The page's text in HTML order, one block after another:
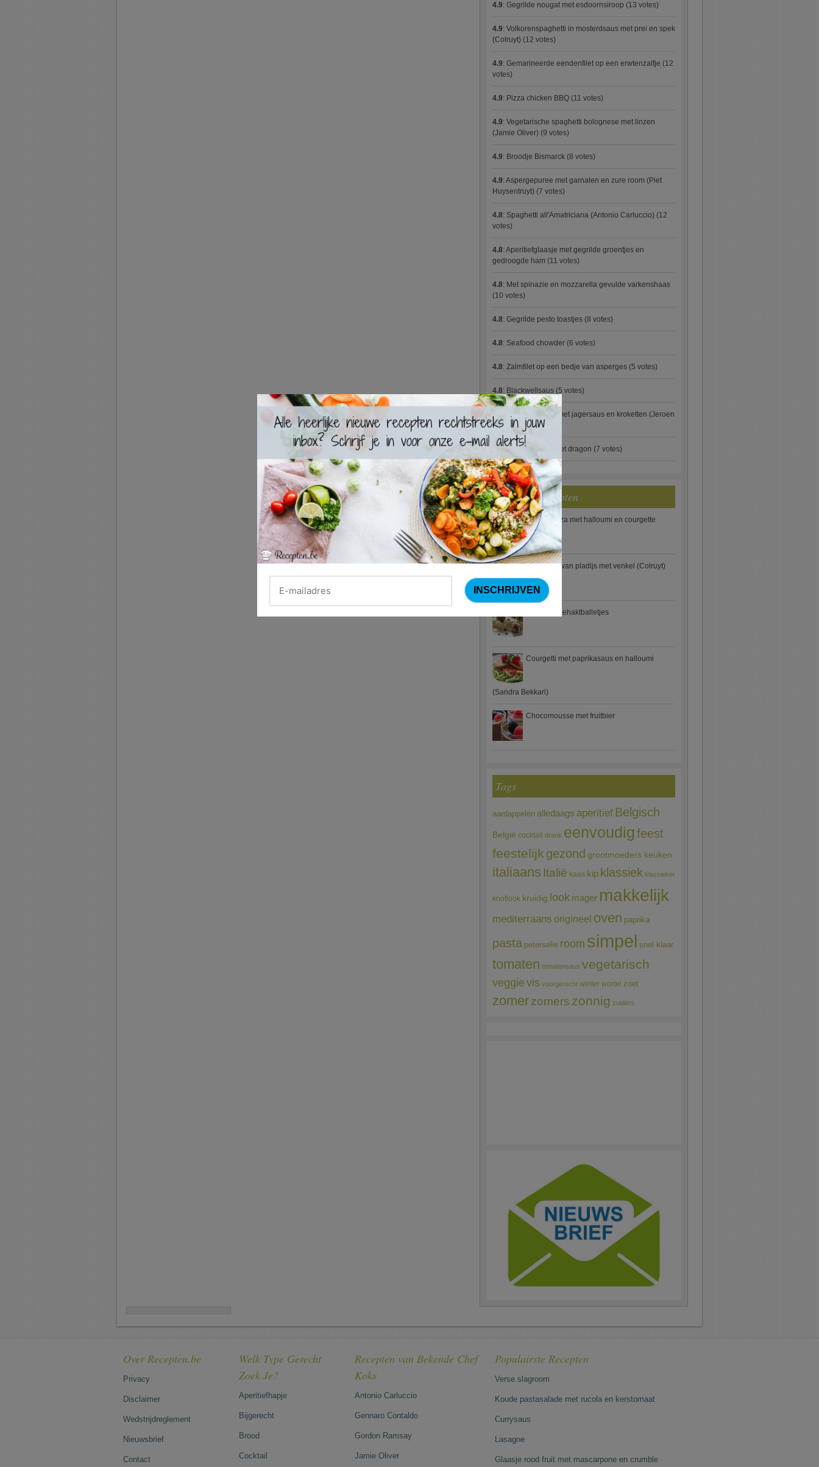
4.9: Gegrilde nougat met esdoornsiroop (13 votes)
4.9: Volkorenspaghetti in mosterdsaus met prei en spek
(Colruyt) (12 votes)
4.9: Gemarineerde eendenfilet op een erwtenzalfje (12
votes)
4.9: Pizza chicken BBQ (11 votes)
4.9: Vegetarische spaghetti bolognese met linzen
(Jamie Oliver) (9 votes)
4.9: Broodje Bismarck (8 votes)
4.9: Aspergepuree met garnalen en zure room (Piet
Huysentruyt) (7 votes)
4.8: Spaghetti all'Amatriciana (Antonio Carluccio) (12
votes)
4.8: Aperitiefglaasje met gegrilde groentjes en
gedroogde ham (11 votes)
4.8: Met spinazie en mozzarella gevulde varkenshaas
(10 votes)
4.8: Gegrilde pesto toastjes (8 votes)
4.8: Seafood chowder (6 votes)
4.8: Zalmfilet op een bedje van asperges (5 votes)
4.8: Blackwellsaus (5 votes)
4.7
Varkenshaasje met jagersaus en kroketten (Jeroen
Meus)(15 votes)
4.7:Gestoofde kip met dragon (7 votes)
Nieuwste Recepten
Turkse pizza met halloumi en courgette
Waterzooi van pladijs met venkel (Colruyt)
Zweedse gehaktballetjes
Courgetti met paprikasaus en halloumi
(Sandra Bekkari)
Chocomousse met fruitbier
Tags
aardappelen alledaags aperitief Belgisch
België cocktail drank eenvoudigfeest
feestelijk gezond grootmoeders keuken
italiaans Italië kaas kip klassiek klassieker
knoflook kruidig look mager makkelijk
mediterraans origineel oven paprika
pasta peterselie room simpel snel klaar
tomaten tomatensaus vegetarisch
veggie vis voorgerecht winter wortel zoet
zomerzomers zonnig zuiders
Over Recepten.be
Privacy
Disclaimer
Wedstrijdreglement
Nieuwsbrief
Contact
Welk Type Gerecht
Zoek Je?
Aperitiefhapje
Bijgerecht
Brood
Cocktail
Recepten van Bekende Chef
Koks
Antonio Carluccio
Gennaro Contaldo
Gordon Ramsay
Jamie Oliver
Populairste Recepten
Verse slagroom
Koude pastasalade met rucola en kerstomaat
Currysaus
Lasagne
Glaasje rood fruit met mascarpone en crumble
×